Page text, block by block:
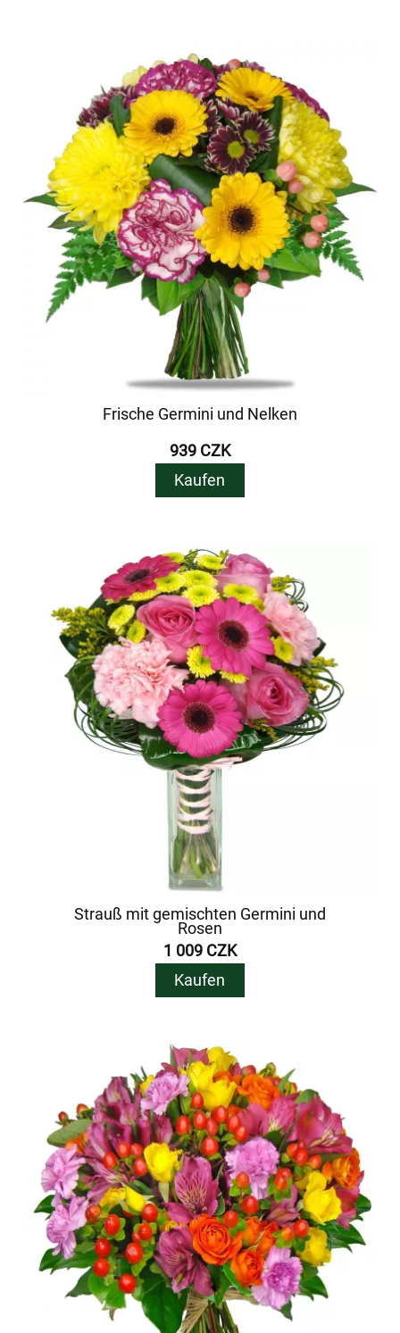
Frische Germini und Nelken
939 CZK
Kaufen
Strauß mit gemischten Germini und
Rosen
1 009 CZK
Kaufen